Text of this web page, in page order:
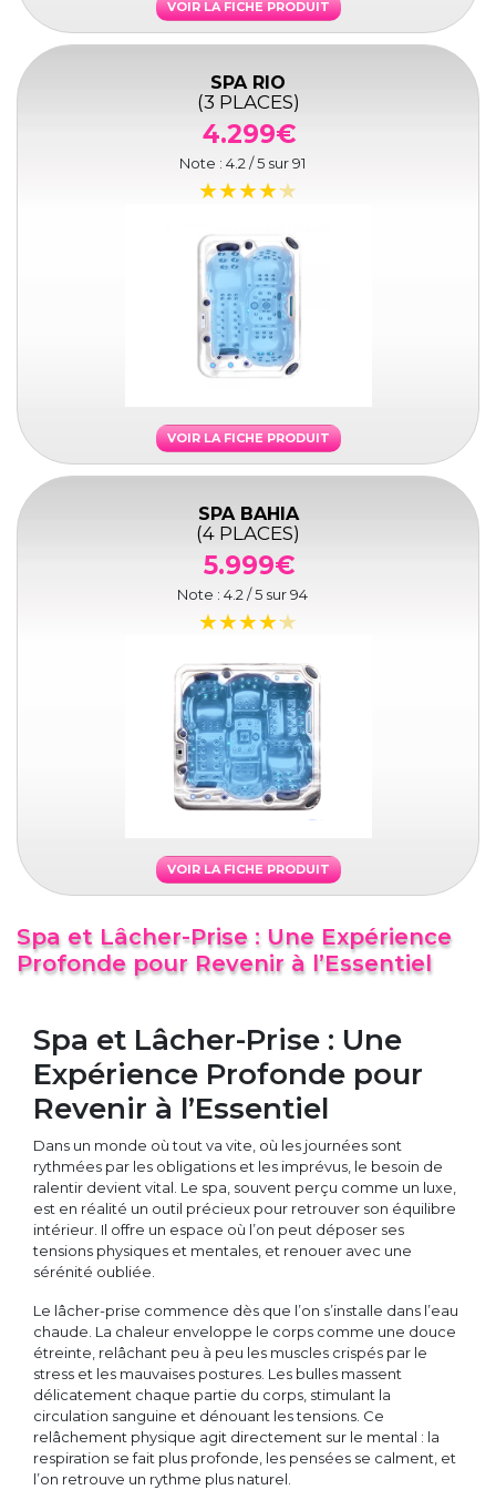
VOIR LA FICHE PRODUIT
SPA RIO
(3 PLACES)
4.299€
Note : 4.2 / 5 sur91
VOIR LA FICHE PRODUIT
SPA BAHIA
(4 PLACES)
5.999€
Note : 4.2 / 5 sur94
VOIR LA FICHE PRODUIT
Spa et Lâcher-Prise : Une Expérience
Profonde pour Revenir à l’Essentiel
Spa et Lâcher-Prise : Une
Expérience Profonde pour
Revenir à l’Essentiel
Dans un monde où tout va vite, où les journées sont
rythmées par les obligations et les imprévus, le besoin de
ralentir devient vital. Le spa, souvent perçu comme un luxe,
est en réalité un outil précieux pour retrouver son équilibre
intérieur. Il offre un espace où l’on peut déposer ses
tensions physiques et mentales, et renouer avec une
sérénité oubliée.
Le lâcher-prise commence dès que l’on s’installe dans l’eau
chaude. La chaleur enveloppe le corps comme une douce
étreinte, relâchant peu à peu les muscles crispés par le
stress et les mauvaises postures. Les bulles massent
délicatement chaque partie du corps, stimulant la
circulation sanguine et dénouant les tensions. Ce
relâchement physique agit directement sur le mental : la
respiration se fait plus profonde, les pensées se calment, et
l’on retrouve un rythme plus naturel.